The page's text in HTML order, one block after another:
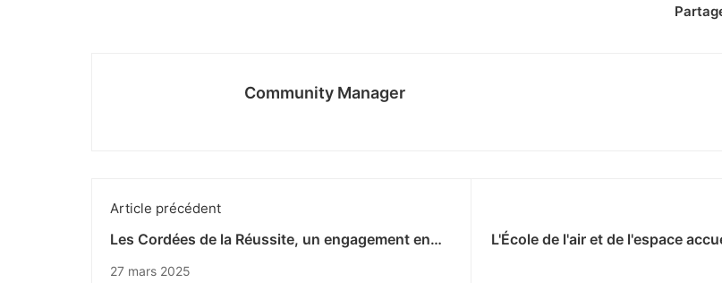
Community Manager
Article précédent
Les Cordées de la Réussite, un engagement en
faveur de l’égalité des chances
27 mars 2025
L'École de l'air et de l'espace
"Common Security